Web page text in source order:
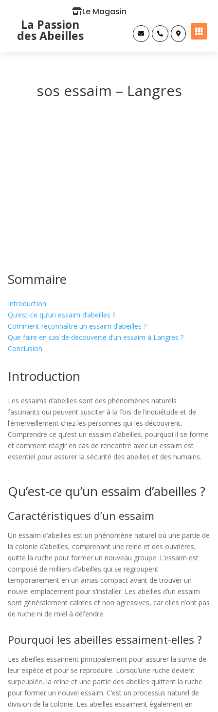
Le Magasin
La Passion
des Abeilles    
sos essaim – Langres
Sommaire
Introduction
Qu’est-ce qu’un essaim d’abeilles ?
Comment reconnaître un essaim d’abeilles ?
Que faire en cas de découverte d’un essaim à Langres ?
Conclusion
Introduction
Les essaims d’abeilles sont des phénomènes naturels
fascinants qui peuvent susciter à la fois de l’inquiétude et de
l’émerveillement chez les personnes qui les découvrent.
Comprendre ce qu’est un essaim d’abeilles, pourquoi il se forme
et comment réagir en cas de rencontre avec un essaim est
essentiel pour assurer la sécurité des abeilles et des humains.
Qu’est-ce qu’un essaim d’abeilles ?
Caractéristiques d’un essaim
Un essaim d’abeilles est un phénomène naturel où une partie de
la colonie d’abeilles, comprenant une reine et des ouvrières,
quitte la ruche pour former un nouveau groupe. L’essaim est
composé de milliers d’abeilles qui se regroupent
temporairement en un amas compact avant de trouver un
nouvel emplacement pour s’installer. Les abeilles d’un essaim
sont généralement calmes et non agressives, car elles n’ont pas
de ruche ni de miel à défendre.
Pourquoi les abeilles essaiment-elles ?
Les abeilles essaiment principalement pour assurer la survie de
leur espèce et pour se reproduire. Lorsqu’une ruche devient
surpeuplée, la reine et une partie des abeilles quittent la ruche
pour former un nouvel essaim. C’est un processus naturel de
division de la colonie. Les abeilles essaiment également en